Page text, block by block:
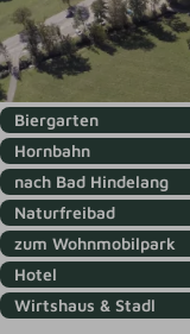
Biergarten
Hornbahn
nach Bad Hindelang
Naturfreibad
zum Wohnmobilpark
Hotel
Wirtshaus & Stadl